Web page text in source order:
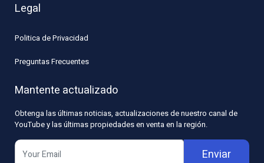
Legal
Politica de Privacidad
Preguntas Frecuentes
Mantente actualizado
Obtenga las últimas noticias, actualizaciones de nuestro canal de
YouTube y las últimas propiedades en venta en la región.
Enviar